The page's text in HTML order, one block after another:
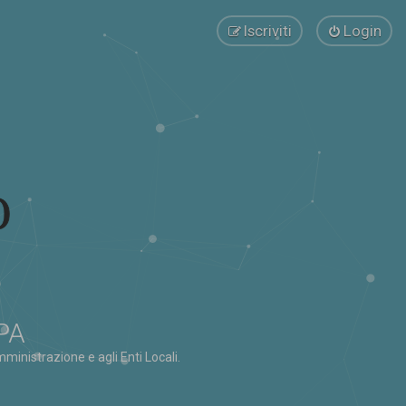
Login
Iscriviti
e agli Enti Locali.